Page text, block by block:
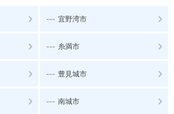
--- 宜野湾市
--- 糸満市
--- 豊見城市
--- 南城市